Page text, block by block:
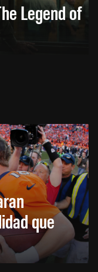
Legend of
que